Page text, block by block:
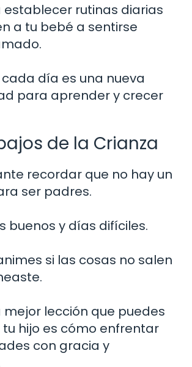
establecer rutinas diarias
a tu bebé a sentirse
cada día es una nueva
para aprender y crecer
de la Crianza
recordar que no hay un
ser padres.
buenos y días difíciles.
si las cosas no salen
mejor lección que puedes
hijo es cómo enfrentar
con gracia y